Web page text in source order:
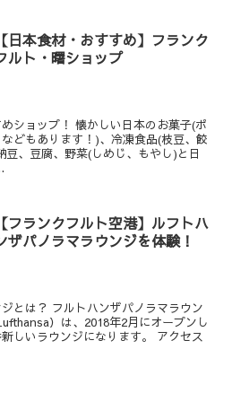
【日本食材・おすすめ】フランク
ルト・曙ショップ
ショップ！ 懐かしい日本のお菓子(ポ
どもあります！)、冷凍食品(枝豆、餃
、豆腐、野菜(しめじ、もやし)と日
【フランクフルト空港】ルフトハ
ザパノラマラウンジを体験！
とは？ フルトハンザパノラマラウン
）は、2018年2月にオープンし
しいラウンジになります。 アクセス